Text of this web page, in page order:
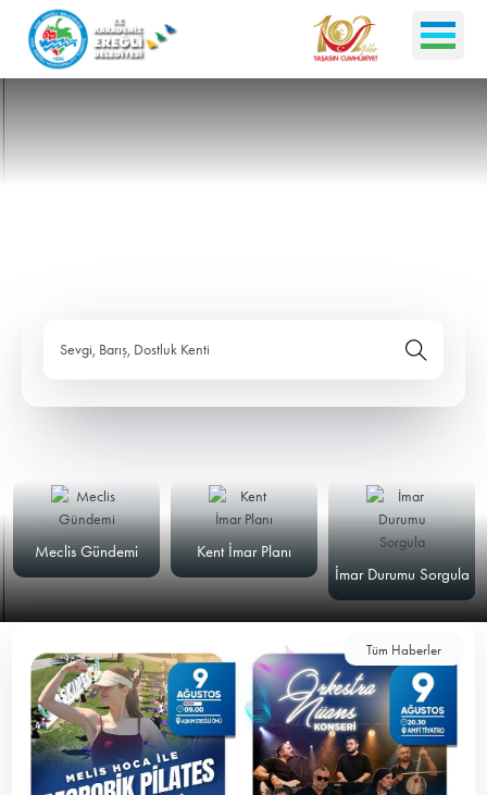
Sevgi, Barış, Dostluk Kenti
Meclis Gündemi
Kent İmar Planı
İmar Durumu Sorgula
Tüm Haberler